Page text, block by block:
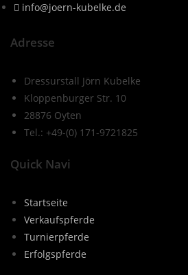
info@joern-kubelke.de
Adresse
Dressurstall Jörn Kubelke
Kloppenburger Str. 10
28876 Oyten
Tel.: +49-(0) 171-9721825
Quick Navi
Startseite
Verkaufspferde
Turnierpferde
Erfolgspferde